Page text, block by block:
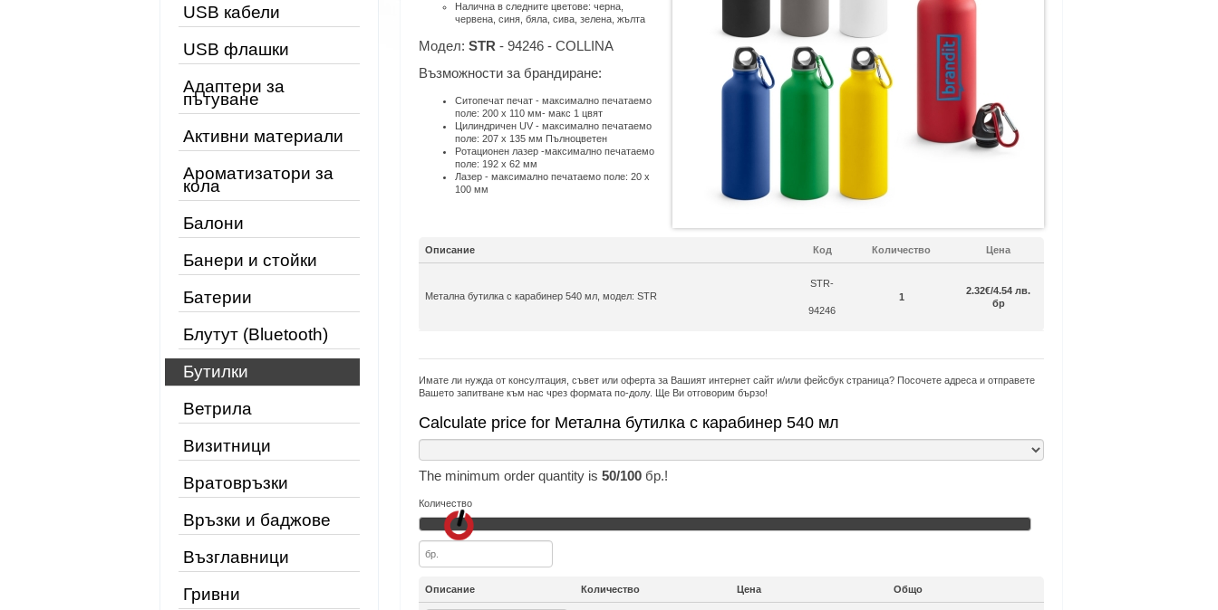
USB кабели
USB флашки
Адаптери за
пътуване
Активни материали
Ароматизатори за
кола
Балони
Банери и стойки
Батерии
Блутут (Bluetooth)
Бутилки
Ветрила
Визитници
Вратовръзки
Връзки и баджове
Възглавници
Гривни
Налична в следните цветове: черна,
червена, синя, бяла, сива, зелена, жълта
Модел: STR - 94246 - COLLINA
Възможности за брандиране:
Ситопечат печат - максимално печатаемо
поле: 200 x 110 мм- макс 1 цвят
Цилиндричен UV - максимално печатаемо
поле: 207 x 135 мм Пълноцветен
Ротационен лазер -максимално печатаемо
поле: 192 x 62 мм
Лазер - максимално печатаемо поле: 20 x
100 мм
Описание Код Количество Цена
Метална бутилка с карабинер 540 мл, модел: STR
STR-
94246
1
2.32€/4.54 лв.
бр
Имате ли нужда от консултация, съвет или оферта за Вашият интернет сайт и/или фейсбук страница? Посочете адреса и отправете
Вашето запитване към нас чрез формата по-долу. Ще Ви отговорим бързо!
Calculate price for Метална бутилка с карабинер 540 мл
The minimum order quantity is 50/100 бр.!
Количество
Описание Количество Цена Общо